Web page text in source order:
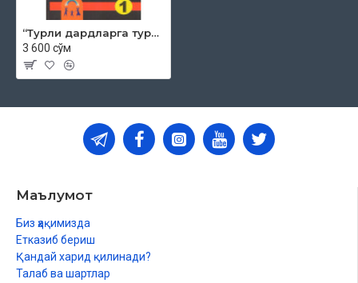
‎“Турли дардларга турли шифолар-1” ‎
3 600 сўм
Маълумот
Биз ҳақимизда
Етказиб бериш
Қандай харид қилинади?
Талаб ва шартлар